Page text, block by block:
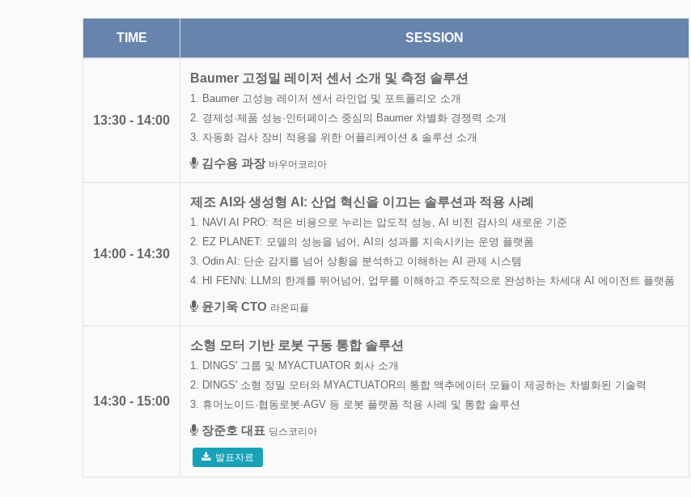
TIME SESSION
13:30 - 14:00
Baumer 고정밀 레이저 센서 소개 및 측정 솔루션
1. Baumer 고성능 레이저 센서 라인업 및 포트폴리오 소개
2. 경제성·제품 성능·인터페이스 중심의 Baumer 차별화 경쟁력 소개
3. 자동화 검사 장비 적용을 위한 어플리케이션 & 솔루션 소개
김수용 과장 바우머코리아
14:00 - 14:30
제조 AI와 생성형 AI: 산업 혁신을 이끄는 솔루션과 적용 사례
1. NAVI AI PRO: 적은 비용으로 누리는 압도적 성능, AI 비전 검사의 새로운 기준
2. EZ PLANET: 모델의 성능을 넘어, AI의 성과를 지속시키는 운영 플랫폼
3. Odin AI: 단순 감지를 넘어 상황을 분석하고 이해하는 AI 관제 시스템
4. HI FENN: LLM의 한계를 뛰어넘어, 업무를 이해하고 주도적으로 완성하는 차세대 AI 에이전트 플랫폼
윤기욱 CTO 라온피플
14:30 - 15:00
소형 모터 기반 로봇 구동 통합 솔루션
1. DINGS' 그룹 및 MYACTUATOR 회사 소개
2. DINGS' 소형 정밀 모터와 MYACTUATOR의 통합 액추에이터 모듈이 제공하는 차별화된 기술력
3. 휴머노이드·협동로봇·AGV 등 로봇 플랫폼 적용 사례 및 통합 솔루션
장준호 대표 딩스코리아
발표자료